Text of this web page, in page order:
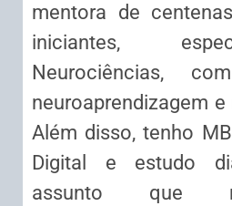
mentora de
iniciantes,
Neurociências,
neuroaprendizagem
Além disso, tenho
Digital e estudo
assunto que